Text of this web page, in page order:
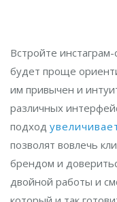
Встройте
будет проще
им привычен и
различных
подход
позволят вовлечь
брендом и
двойной работы и